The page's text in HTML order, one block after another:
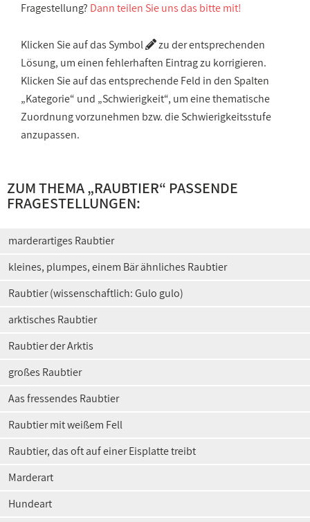
Fragestellung? Dann teilen Sie uns das bitte mit!
Klicken Sie auf das Symbol
zu der entsprechenden
Lösung, um einen fehlerhaften Eintrag zu korrigieren.
Klicken Sie auf das entsprechende Feld in den Spalten
„Kategorie“ und „Schwierigkeit“, um eine thematische
Zuordnung vorzunehmen bzw. die Schwierigkeitsstufe
anzupassen.
ZUM THEMA „RAUBTIER“ PASSENDE
FRAGESTELLUNGEN:
marderartiges Raubtier
kleines, plumpes, einem Bär ähnliches Raubtier
Raubtier (wissenschaftlich: Gulo gulo)
arktisches Raubtier
Raubtier der Arktis
großes Raubtier
Aas fressendes Raubtier
Raubtier mit weißem Fell
Raubtier, das oft auf einer Eisplatte treibt
Marderart
Hundeart